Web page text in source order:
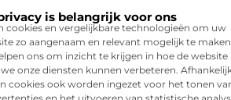
is belangrijk voor ons
cookies en vergelijkbare technologieën om uw
zo aangenaam en relevant mogelijk te
ons om inzicht te krijgen in hoe de website
onze diensten kunnen verbeteren.
cookies ook worden ingezet voor het tonen
voor koude plekken, want het glas
in extreem...
en Categorieën: